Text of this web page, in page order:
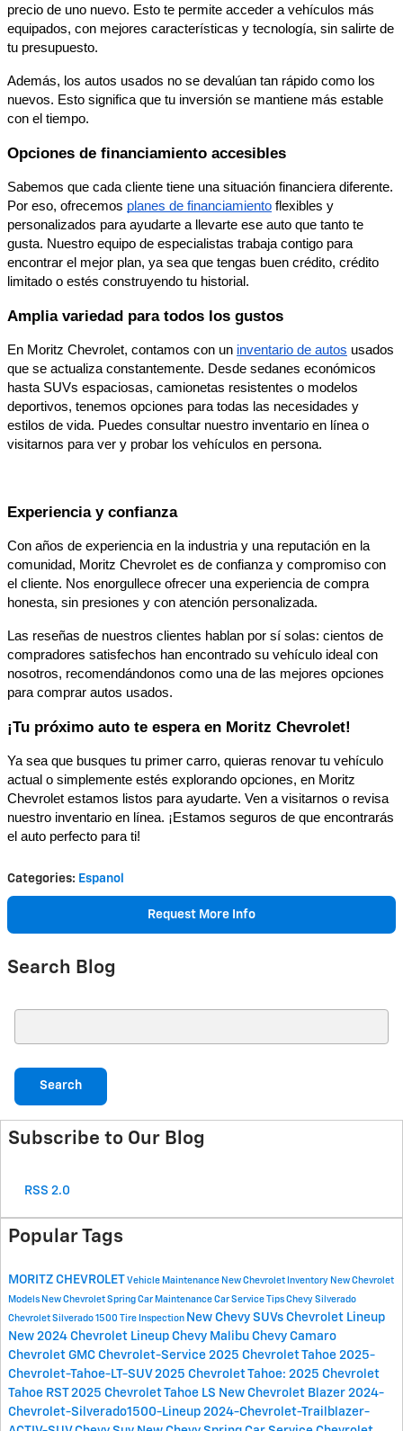
precio de uno nuevo. Esto te permite acceder a vehículos más
equipados, con mejores características y tecnología, sin salirte de
tu presupuesto.
Además, los autos usados no se devalúan tan rápido como los
nuevos. Esto significa que tu inversión se mantiene más estable
con el tiempo.
Opciones de financiamiento accesibles
Sabemos que cada cliente tiene una situación financiera diferente.
Por eso, ofrecemos planes de financiamiento flexibles y
personalizados para ayudarte a llevarte ese auto que tanto te
gusta. Nuestro equipo de especialistas trabaja contigo para
encontrar el mejor plan, ya sea que tengas buen crédito, crédito
limitado o estés construyendo tu historial.
Amplia variedad para todos los gustos
En Moritz Chevrolet, contamos con un inventario de autos usados
que se actualiza constantemente. Desde sedanes económicos
hasta SUVs espaciosas, camionetas resistentes o modelos
deportivos, tenemos opciones para todas las necesidades y
estilos de vida. Puedes consultar nuestro inventario en línea o
visitarnos para ver y probar los vehículos en persona.
Experiencia y confianza
Con años de experiencia en la industria y una reputación en la
comunidad, Moritz Chevrolet es de confianza y compromiso con
el cliente. Nos enorgullece ofrecer una experiencia de compra
honesta, sin presiones y con atención personalizada.
Las reseñas de nuestros clientes hablan por sí solas: cientos de
compradores satisfechos han encontrado su vehículo ideal con
nosotros, recomendándonos como una de las mejores opciones
para comprar autos usados.
¡Tu próximo auto te espera en Moritz Chevrolet!
Ya sea que busques tu primer carro, quieras renovar tu vehículo
actual o simplemente estés explorando opciones, en Moritz
Chevrolet estamos listos para ayudarte. Ven a visitarnos o revisa
nuestro inventario en línea. ¡Estamos seguros de que encontrarás
el auto perfecto para ti!
Categories: Espanol
Request More Info
Search Blog
Search
Subscribe to Our Blog
RSS 2.0
Popular Tags
MORITZ CHEVROLET Vehicle Maintenance New Chevrolet Inventory New Chevrolet
Models New Chevrolet Spring Car Maintenance Car Service Tips Chevy Silverado
Chevrolet Silverado 1500 Tire Inspection New Chevy SUVs Chevrolet Lineup
New 2024 Chevrolet Lineup Chevy Malibu Chevy Camaro
Chevrolet GMC Chevrolet-Service 2025 Chevrolet Tahoe 2025-
Chevrolet-Tahoe-LT-SUV2025 Chevrolet Tahoe: 2025 Chevrolet
Tahoe RST2025 Chevrolet Tahoe LS New Chevrolet Blazer 2024-
Chevrolet-Silverado1500-Lineup 2024-Chevrolet-Trailblazer-